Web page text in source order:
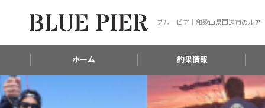
ブルーピア｜和歌山県田辺市のルア
ホーム 釣果情報